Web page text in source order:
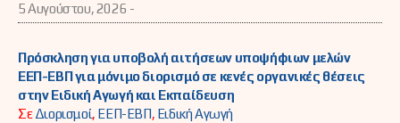
5 Αυγούστου, 2026 -
Πρόσκληση για υποβολή αιτήσεων υποψήφιων μελών
ΕΕΠ-ΕΒΠ για μόνιμο διορισμό σε κενές οργανικές θέσεις
στην Ειδική Αγωγή και Εκπαίδευση
ΣεΔιορισμοί, ΕΕΠ-ΕΒΠ, Ειδική Αγωγή